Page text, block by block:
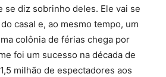
se diz sobrinho deles. Ele vai se
casal e, ao mesmo tempo, um
colônia de férias chega por
foi um sucesso na década de
milhão de espectadores aos